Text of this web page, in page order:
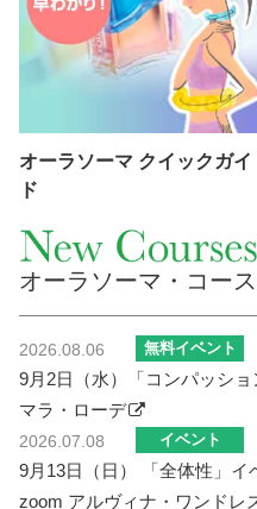
オーラソーマ クイックガイ
ド
オーラソーマ・コー
2026.08.06 無料イベント
9月2日（水）「コンパッシ
マラ・ローデ
2026.07.08 イベント
9月13日（日） 「全体性」イ
zoom アルヴィナ・ワンドレ